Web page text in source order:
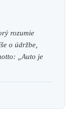
rozumie
o údržbe,
„Auto je